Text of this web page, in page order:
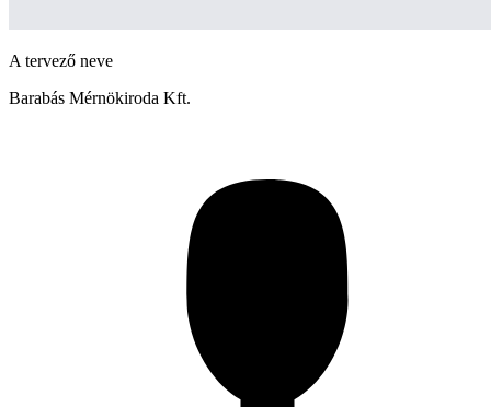
A tervező neve
Barabás Mérnökiroda Kft.